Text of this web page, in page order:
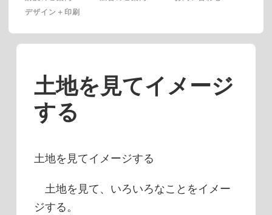
デザイン＋印刷
土地を見てイメージ
する
土地を見てイメージする
土地を見て、いろいろなことをイメー
ジする。